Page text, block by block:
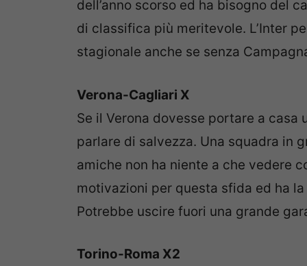
dell’anno scorso ed ha bisogno del
di classifica più meritevole. L’Inter
stagionale anche se senza
Verona-Cagliari X
Se il Verona dovesse portare a casa
parlare di salvezza. Una squadra in
amiche non ha niente a che vedere
motivazioni per questa sfida ed ha
Potrebbe uscire fuori una grande
Torino-Roma X2